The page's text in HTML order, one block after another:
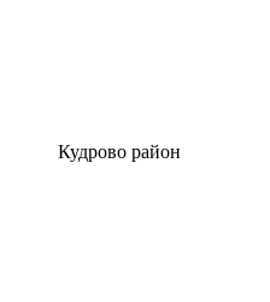
Кудрово район